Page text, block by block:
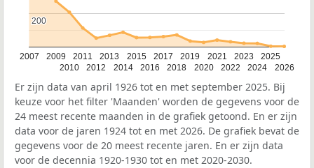
2007
2009
2010
2011
2012
2013
2014
2015
2016
2017
2018
2019
2020
2021
2022
2023
2024
2025
2026
200
200
Er zijn data van april 1926 tot en met september 2025. Bij
keuze voor het filter 'Maanden' worden de gegevens voor de
24 meest recente maanden in de grafiek getoond. En er zijn
data voor de jaren 1924 tot en met 2026. De grafiek bevat de
gegevens voor de 20 meest recente jaren. En er zijn data
voor de decennia 1920-1930 tot en met 2020-2030.